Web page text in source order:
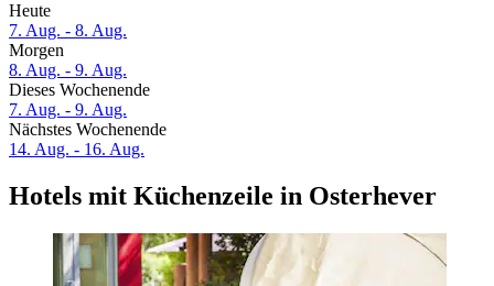
Heute
7. Aug. - 8. Aug.
Morgen
8. Aug. - 9. Aug.
Dieses Wochenende
7. Aug. - 9. Aug.
Nächstes Wochenende
14. Aug. - 16. Aug.
Hotels mit Küchenzeile in Osterhever